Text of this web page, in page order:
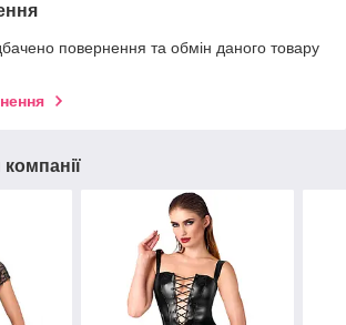
повернення та обмін даного товару